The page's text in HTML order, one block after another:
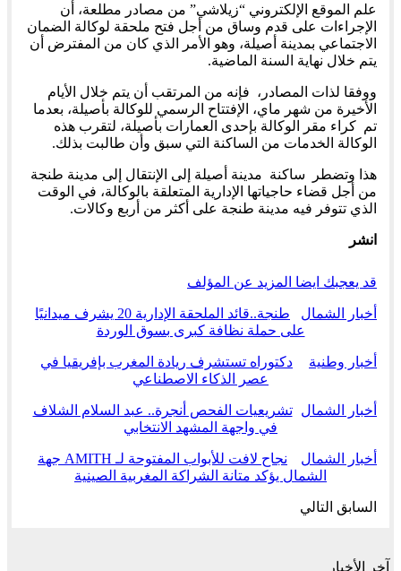
علم الموقع الإلكتروني “زيلاشي” من مصادر مطلعة، أن
الإجراءات على قدم وساق من أجل فتح ملحقة لوكالة الضمان
الاجتماعي بمدينة أصيلة، وهو الأمر الذي كان من المفترض أن
يتم خلال نهاية السنة الماضية.
ووفقا لذات المصادر، فإنه من المرتقب أن يتم خلال الأيام
الأخيرة من شهر ماي، الإفتتاح الرسمي للوكالة بأصيلة، بعدما
تم كراء مقر الوكالة بإحدى العمارات بأصيلة، لتقرب هذه
الوكالة الخدمات من الساكنة التي سبق وأن طالبت بذلك.
هذا وتضطر ساكنة مدينة أصيلة إلى الإنتقال إلى مدينة طنجة
من أجل قضاء حاجياتها الإدارية المتعلقة بالوكالة، في الوقت
الذي تتوفر فيه مدينة طنجة على أكثر من أربع وكالات.
انشر
قد يعجبك ايضا المزيد عن المؤلف
أخبار الشمال
طنجة..قائد الملحقة الإدارية 20 يشرف ميدانيًا
على حملة نظافة كبرى بسوق الوردة
أخبار وطنية
دكتوراه تستشرف ريادة المغرب بإفريقيا في
عصر الذكاء الاصطناعي
أخبار الشمال
تشريعيات الفحص أنجرة.. عبد السلام الشلاف
في واجهة المشهد الانتخابي
أخبار الشمال
نجاح لافت للأبواب المفتوحة لـ AMITH جهة
الشمال يؤكد متانة الشراكة المغربية الصينية
السابق التالي
آخر الأخبار